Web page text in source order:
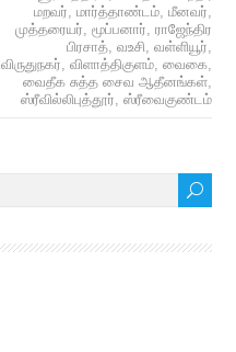
மறவர், மார்த்தாண்டம், மீனவர்,
முத்தரையர், மூப்பனார், ராஜேந்திர
பிரசாத், வஉசி, வள்ளியூர்,
விருதுநகர், விளாத்திகுளம், வைகை,
வைதீக சுத்த சைவ ஆதீனங்கள்,
ஸ்ரீவில்லிபுத்தூர், ஸ்ரீவைகுண்டம்